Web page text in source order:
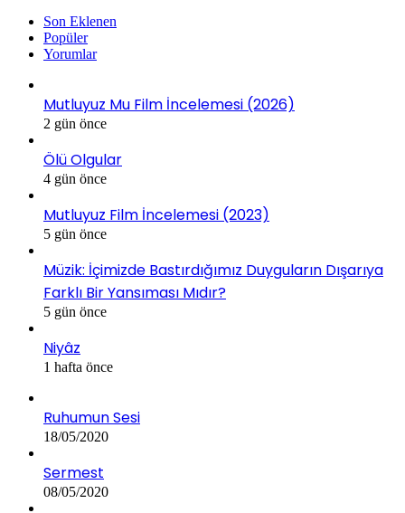
Son Eklenen
Popüler
Yorumlar
Mutluyuz Mu Film İncelemesi (2026)
2 gün önce
Ölü Olgular
4 gün önce
Mutluyuz Film İncelemesi (2023)
5 gün önce
Müzik: İçimizde Bastırdığımız Duyguların Dışarıya
Farklı Bir Yansıması Mıdır?
5 gün önce
Niyâz
1 hafta önce
Ruhumun Sesi
18/05/2020
Sermest
08/05/2020